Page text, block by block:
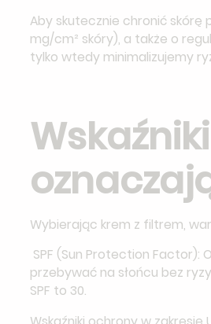
Aby skutecznie chronić skórę
mg/cm² skóry), a także o
tylko wtedy minimalizujemy
Wybierając krem z filtrem,
SPF (Sun Protection Factor):
przebywać na słońcu bez
SPF to 30.